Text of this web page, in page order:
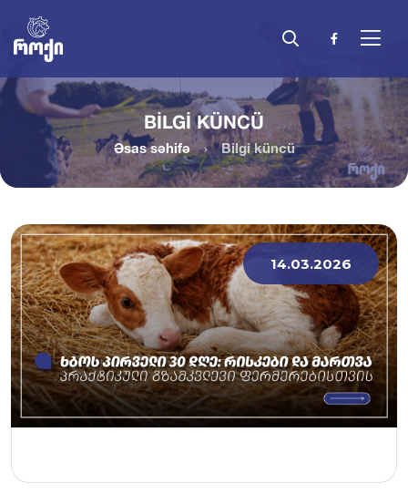
BILGI KÜNCÜ
Əsas səhifə Bilgi küncü
14.03.2026